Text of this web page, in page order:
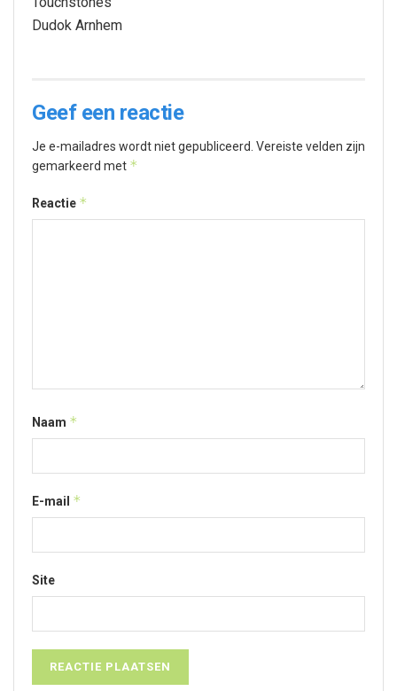
Dudok Arnhem
Geef een reactie
Je e-mailadres wordt niet gepubliceerd. Vereiste velden zijn
gemarkeerd met *
Reactie *
Naam *
E-mail *
Site